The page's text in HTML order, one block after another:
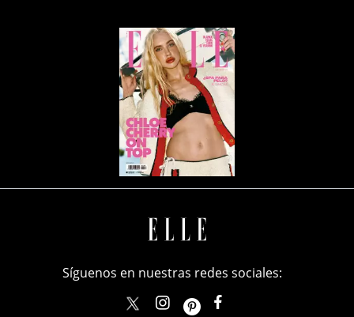
Síguenos en nuestras redes sociales:
elle_mexicoellemexico